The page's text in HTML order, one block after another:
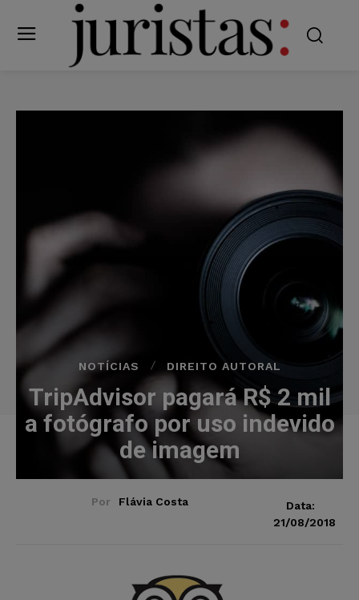
NOTÍCIAS DIREITO AUTORAL
TripAdvisor pagará R$ 2 mil
a fotógrafo por uso indevido
de imagem
Por Flávia Costa
Data:
21/08/2018